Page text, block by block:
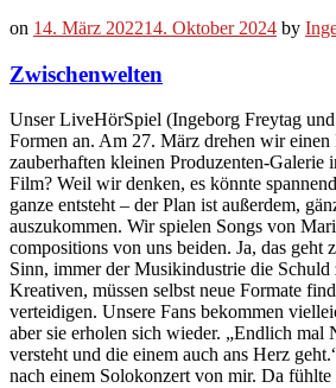
on 14. März 202214. Oktober 2024 by
Zwischenwelten
Unser LiveHörSpiel (Ingeborg Freytag
Formen an. Am 27. März drehen wir
zauberhaften kleinen Produzenten-Galerie
Film? Weil wir denken, es könnte
ganze entsteht – der Plan ist außerdem,
auszukommen. Wir spielen Songs von
compositions von uns beiden. Ja, das geht
Sinn, immer der Musikindustrie die Schuld
Kreativen, müssen selbst neue Formate
verteidigen. Unsere Fans bekommen
aber sie erholen sich wieder. „Endlich mal
versteht und die einem auch ans Herz
nach einem Solokonzert von mir. Da fühlte